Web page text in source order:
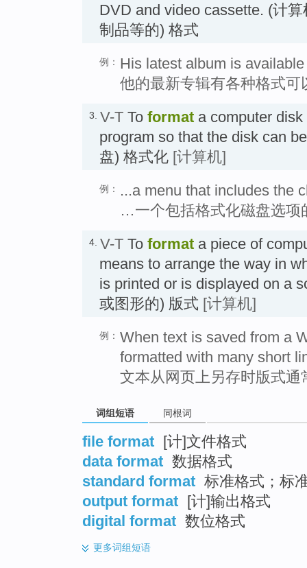
DVD and video cassette. (计
制品等的) 格式
例： His latest album is
他的最新专辑有各种格式可
3. V-T To format a computer
program so that the disk can
盘) 格式化 [计算机]
例：
...a menu that includes the
…一个包括格式化磁盘选项
4. V-T To format a piece of
means to arrange the way in
is printed or is displayed on a
或图形的) 版式 [计算机]
例： When text is saved from a
formatted with many short
文本从网页上另存时版式
词组短语 同根词
file format
[计]文件格式
data format 数据格式
standard format 标准格式；标
output format
[计]输出格式
digital format 数位格式
更多词组短语